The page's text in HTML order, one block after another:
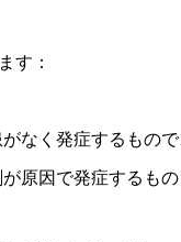
す：
なく発症するもの
原因で発症するも